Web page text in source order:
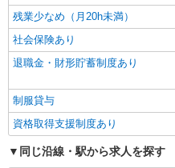
残業少なめ（月20h未満）
社会保険あり
退職金・財形貯蓄制度あり
制服貸与
資格取得支援制度あり
同じ沿線・駅から求人を探す